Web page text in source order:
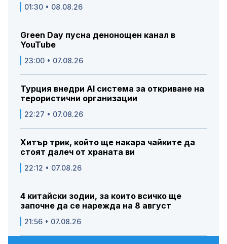
01:30 • 08.08.26
Green Day пусна денонощен канал в
YouTube
23:00 • 07.08.26
Турция внедри AI система за откриване на
терористични организации
22:27 • 07.08.26
Хитър трик, който ще накара чайките да
стоят далеч от храната ви
22:12 • 07.08.26
4 китайски зодии, за които всичко ще
започне да се нарежда на 8 август
21:56 • 07.08.26